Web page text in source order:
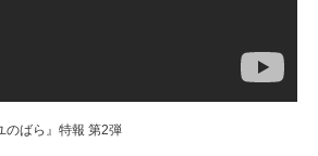
のばら』特報 第2弾